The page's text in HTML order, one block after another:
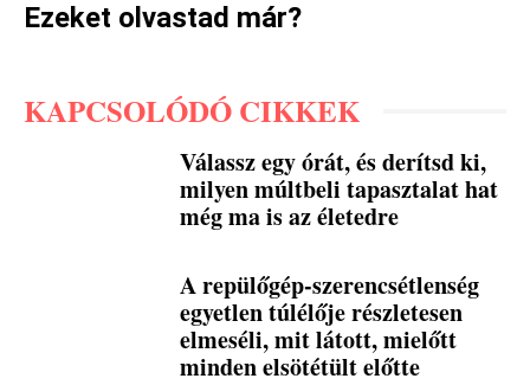
Ezeket olvastad már?
KAPCSOLÓDÓ CIKKEK
Válassz egy órát, és derítsd ki,
milyen múltbeli tapasztalat hat
még ma is az életedre
A repülőgép-szerencsétlenség
egyetlen túlélője részletesen
elmeséli, mit látott, mielőtt
minden elsötétült előtte